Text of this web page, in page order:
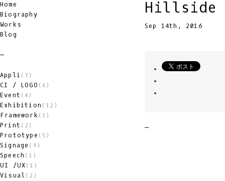
Home
Biography
Works
Blog
Appli (7)
CI / LOGO (6)
Event (4)
Exhibition (12)
Framework (1)
Print (2)
Prototype (5)
Signage (9)
Speech (1)
UI /UX (1)
Visual (2)
Hillside
Sep 14th, 2016